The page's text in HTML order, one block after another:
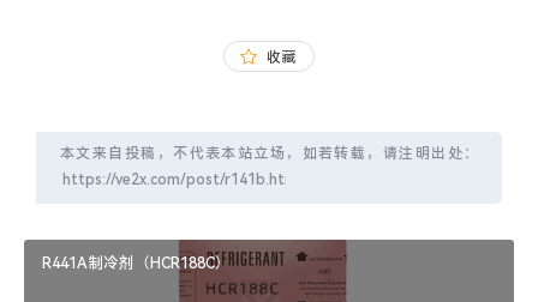
收藏
本文来自投稿，不代表本站立场，如若转载，请注明出处：
R441A制冷剂（HCR188C）